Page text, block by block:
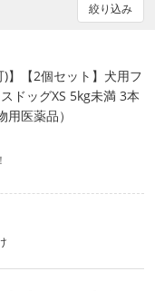
絞り込み
)】【2個セット】犬用フ
ドッグXS 5kg未満 3本
用医薬品）